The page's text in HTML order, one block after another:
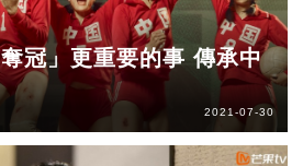
冠」更重要的事 傳承中
2021-07-30